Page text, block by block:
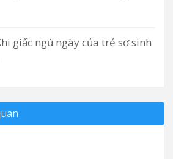
giấc ngủ ngày của trẻ sơ sinh